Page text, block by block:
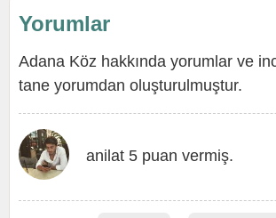
Yorumlar
Adana Köz hakkında yorumlar ve
tane yorumdan oluşturulmuştur.
anilat 5 puan vermiş.